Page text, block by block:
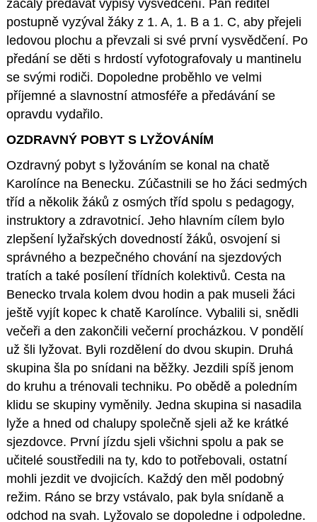
začaly předávat výpisy vysvědčení. Pan ředitel
postupně vyzýval žáky z 1. A, 1. B a 1. C, aby přejeli
ledovou plochu a převzali si své první vysvědčení. Po
předání se děti s hrdostí vyfotografovaly u mantinelu
se svými rodiči. Dopoledne proběhlo ve velmi
příjemné a slavnostní atmosféře a předávání se
opravdu vydařilo.
OZDRAVNÝ POBYT S LYŽOVÁNÍM
Ozdravný pobyt s lyžováním se konal na chatě
Karolínce na Benecku. Zúčastnili se ho žáci sedmých
tříd a několik žáků z osmých tříd spolu s pedagogy,
instruktory a zdravotnicí. Jeho hlavním cílem bylo
zlepšení lyžařských dovedností žáků, osvojení si
správného a bezpečného chování na sjezdových
tratích a také posílení třídních kolektivů. Cesta na
Benecko trvala kolem dvou hodin a pak museli žáci
ještě vyjít kopec k chatě Karolínce. Vybalili si, snědli
večeři a den zakončili večerní procházkou. V pondělí
už šli lyžovat. Byli rozdělení do dvou skupin. Druhá
skupina šla po snídani na běžky. Jezdili spíš jenom
do kruhu a trénovali techniku. Po obědě a poledním
klidu se skupiny vyměnily. Jedna skupina si nasadila
lyže a hned od chalupy společně sjeli až ke krátké
sjezdovce. První jízdu sjeli všichni spolu a pak se
učitelé soustředili na ty, kdo to potřebovali, ostatní
mohli jezdit ve dvojicích. Každý den měl podobný
režim. Ráno se brzy vstávalo, pak byla snídaně a
odchod na svah. Lyžovalo se dopoledne i odpoledne.